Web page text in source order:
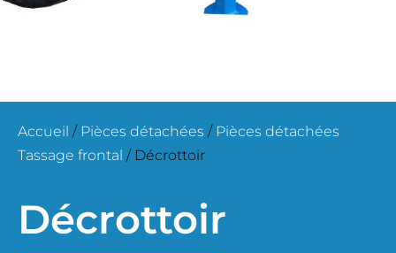
Accueil / Pièces détachées / Pièces détachées
Tassage frontal / Décrottoir
Décrottoir